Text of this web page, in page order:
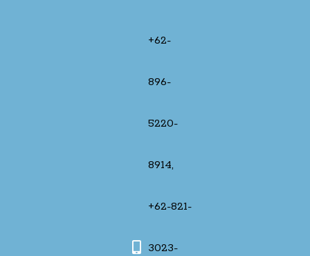
+62-
896-
5220-
8914,
+62-821-
3023-